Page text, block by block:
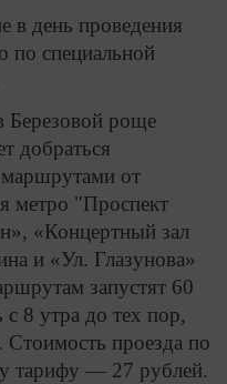
в день проведения
по специальной
Березовой роще
добраться
от
метро "Проспект
«Концертный зал
и «Ул. Глазунова»
запустят 60
8 утра до тех пор,
Стоимость проезда по
тарифу — 27 рублей.